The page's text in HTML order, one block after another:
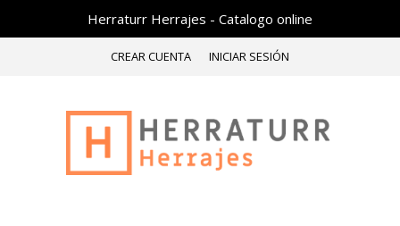
Herraturr Herrajes - Catalogo online
CREAR CUENTA INICIAR SESIÓN